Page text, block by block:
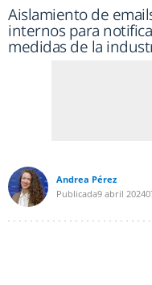
Aislamiento de
internos para
medidas de la
Andrea Pérez
Publicada9 abril 2024